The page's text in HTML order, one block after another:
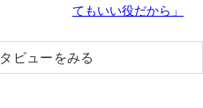
てもいい役だから」
ビューをみる